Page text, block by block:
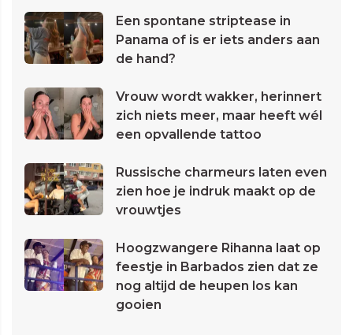
Een spontane striptease in
Panama of is er iets anders aan
de hand?
Vrouw wordt wakker, herinnert
zich niets meer, maar heeft wél
een opvallende tattoo
Russische charmeurs laten even
zien hoe je indruk maakt op de
vrouwtjes
Hoogzwangere Rihanna laat op
feestje in Barbados zien dat ze
nog altijd de heupen los kan
gooien